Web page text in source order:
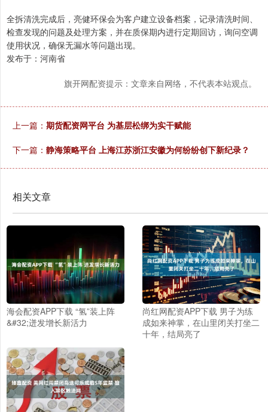
全拆清洗完成后，亮健环保会为客户建立设备档案，记录清洗时间、
检查发现的问题及处理方案，并在质保期内进行定期回访，询问空调
使用状况，确保无漏水等问题出现。
发布于：河南省
旗开网配资提示：文章来自网络，不代表本站观点。
上一篇： 期货配资网平台 为基层松绑为实干赋能
下一篇： 静海策略平台 上海江苏浙江安徽为何纷纷创下新纪录？
相关文章
海会配资APP下载 “氢”装上阵
&#32;迸发增长新活力
尚红网配资APP下载 男子为练
成如来神掌，在山里闭关打坐二
十年，结局亮了